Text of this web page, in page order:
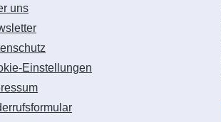
uns
Einstellungen